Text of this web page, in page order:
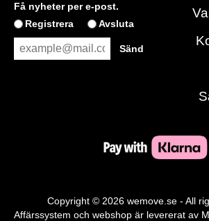
Få nyheter per e-post.
Registrera
Avsluta
Copyright © 2026 wemove.se - All
Affärssystem och webshop är levererat av